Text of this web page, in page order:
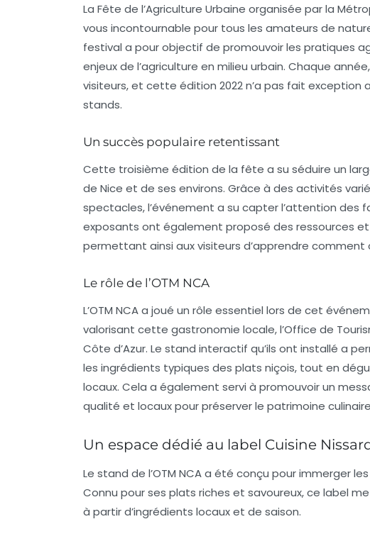
La Fête de l’Agriculture Urbaine organisée par la
vous incontournable pour tous les amateurs de
festival a pour objectif de promouvoir les pratiques
enjeux de l’agriculture en milieu urbain. Chaque
visiteurs, et cette édition 2022 n’a pas fait exception
stands.
Un succès populaire retentissant
Cette troisième édition de la fête a su séduire un
de Nice et de ses environs. Grâce à des activités
spectacles, l’événement a su capter l’attention des
exposants ont également proposé des ressources
permettant ainsi aux visiteurs d’apprendre
Le rôle de l’OTM NCA
L’OTM NCA a joué un rôle essentiel lors de cet
valorisant cette gastronomie locale, l’Office de
Côte d’Azur. Le stand interactif qu’ils ont installé a
les ingrédients typiques des plats niçois, tout en
locaux. Cela a également servi à promouvoir un
qualité et locaux pour préserver le patrimoine
Un espace dédié au label Cuisine
Le stand de l’OTM NCA a été conçu pour immerger
Connu pour ses plats riches et savoureux, ce label
à partir d’ingrédients locaux et de saison.